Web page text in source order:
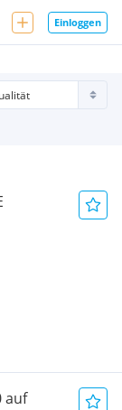
Einloggen
auf